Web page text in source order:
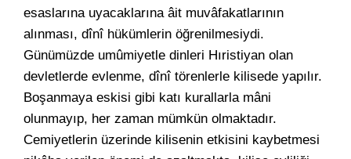
esaslarına uyacaklarına âit muvâfakatlarının
alınması, dînî hükümlerin öğrenilmesiydi.
Günümüzde umûmiyetle dinleri Hıristiyan olan
devletlerde evlenme, dînî törenlerle kilisede yapılır.
Boşanmaya eskisi gibi katı kurallarla mâni
olunmayıp, her zaman mümkün olmaktadır.
Cemiyetlerin üzerinde kilisenin etkisini kaybetmesi